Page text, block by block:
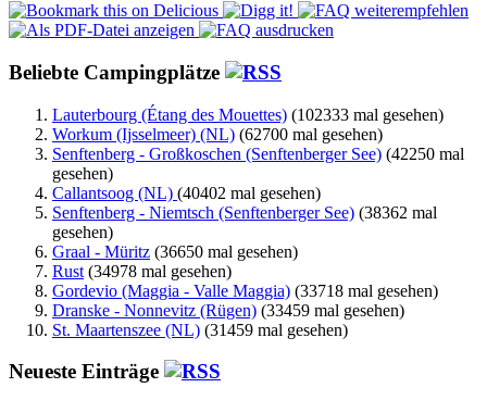
Beliebte Campingplätze
Lauterbourg (Étang des Mouettes) (102333 mal gesehen)
Workum (Ijsselmeer) (NL) (62700 mal gesehen)
Senftenberg - Großkoschen (Senftenberger See) (42250 mal
gesehen)
Callantsoog (NL) (40402 mal gesehen)
Senftenberg - Niemtsch (Senftenberger See) (38362 mal
gesehen)
Graal - Müritz (36650 mal gesehen)
Rust (34978 mal gesehen)
Gordevio (Maggia - Valle Maggia) (33718 mal gesehen)
Dranske - Nonnevitz (Rügen) (33459 mal gesehen)
St. Maartenszee (NL) (31459 mal gesehen)
Neueste Einträge